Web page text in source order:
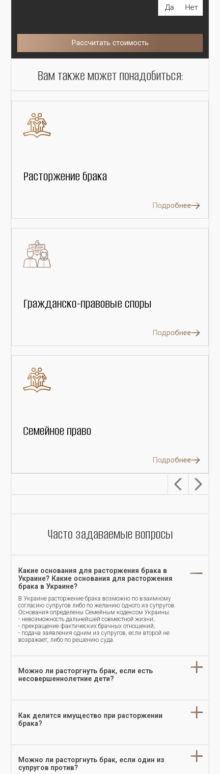
Да Нет
Рассчитать стоимость
Вам также может понадобиться:
Расторжение брака
Подробнее
Гражданско-правовые споры
Подробнее
Семейное право
Подробнее
Часто задаваемые вопросы
Какие основания для расторжения брака в
Украине? Какие основания для расторжения
брака в Украине?
В Украине расторжение брака возможно по взаимному
согласию супругов либо по желанию одного из супругов.
Основания определены Семейным кодексом Украины:
- невозможность дальнейшей совместной жизни;
- прекращение фактических брачных отношений;
- подача заявления одним из супругов, если второй не
возражает, либо по решению суда.
Можно ли расторгнуть брак, если есть
несовершеннолетние дети?
Как делится имущество при расторжении
брака?
Можно ли расторгнуть брак, если один из
супругов против?